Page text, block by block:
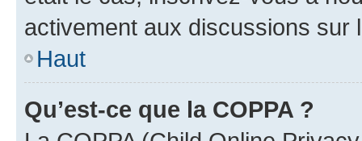
activement aux discussions sur
Haut
Qu’est-ce que la COPPA ?